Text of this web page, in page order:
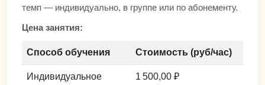
темп — индивидуально, в группе или по абонементу.
Цена занятия:
Способ обучения Стоимость (руб/час)
Индивидуальное 1 500,00 ₽